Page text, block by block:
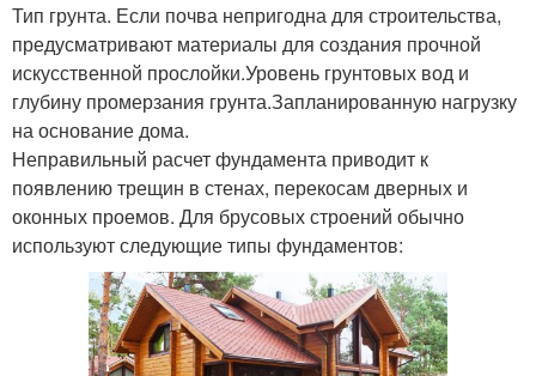
Тип грунта. Если почва непригодна для строительства,
предусматривают материалы для создания прочной
искусственной прослойки.Уровень грунтовых вод и
глубину промерзания грунта.Запланированную нагрузку
на основание дома.
Неправильный расчет фундамента приводит к
появлению трещин в стенах, перекосам дверных и
оконных проемов. Для брусовых строений обычно
используют следующие типы фундаментов: